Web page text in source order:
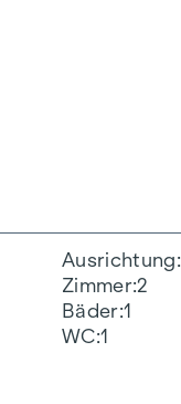
Ausrichtung
Zimmer 2
Bäder 1
WC 1